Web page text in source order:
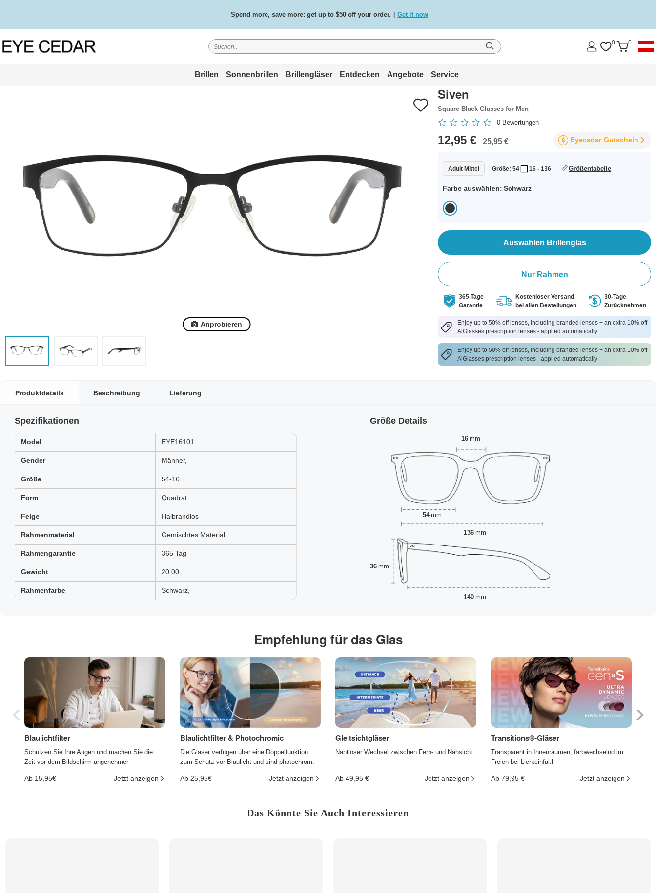
Spend more, save more: get up to $50 off your order. Get it now
Free standard delivery on all orders / Shop now. 0 0
Brillen Sonnenbrillen Brillengläser Entdecken Angebote Service
Anprobieren
Siven
Square Black Glasses for Men
0 Bewertungen
12,95 € 25,95 € Eyecedar Gutschein
Adult Mittel Größe: 54 16 - 136 Größentabelle
Farbe auswählen: Schwarz
Auswählen Brillenglas
Nur Rahmen
365 Tage
Garantie
Kostenloser Versand
bei allen Bestellungen
30-Tage
Zurücknehmen
Enjoy up to 50% off lenses, including branded lenses + an extra 10% off
AlGlasses prescription lenses - applied automatically
Enjoy up to 50% off lenses, including branded lenses + an extra 10% off
AlGlasses prescription lenses - applied automatically
Produktdetails Beschreibung Lieferung
Spezifikationen
Model EYE16101
Gender Männer,
Größe 54-16
Form Quadrat
Felge Halbrandlos
Rahmenmaterial Gemischtes Material
Rahmengarantie 365 Tag
Gewicht 20.00
Rahmenfarbe Schwarz,
Größe Details
16 mm
54 mm
36 mm
136 mm
140 mm
Empfehlung für das Glas
Blaulichtfilter
Schützen Sie Ihre Augen und machen Sie die
Zeit vor dem Bildschirm angenehmer
Ab 15,95€ Jetzt anzeigen
Blaulichtfilter & Photochromic
Die Gläser verfügen über eine Doppelfunktion
zum Schutz vor Blaulicht und sind photochrom.
Ab 25,95€ Jetzt anzeigen
Gleitsichtgläser
Nahtloser Wechsel zwischen Fern- und Nahsicht
Ab 49,95 € Jetzt anzeigen
Transitions®-Gläser
Transparent in Innenräumen, farbwechselnd im
Freien bei Lichteinfal.l
Ab 79,95 € Jetzt anzeigen
Das Könnte Sie Auch Interessieren